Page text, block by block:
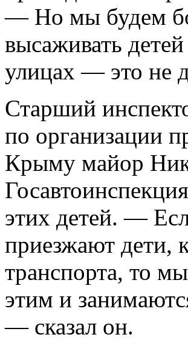
— Но мы будем
высаживать
улицах — это не
Старший
по организации
Крыму майор
этих детей. —
приезжают дети,
транспорта, то
этим и
— сказал он.